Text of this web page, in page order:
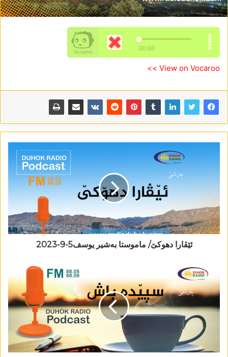
View on Vocaroo >>
ئێڤارا دھوکێ/ ماموستا بەشیر یوسف5-9-2023